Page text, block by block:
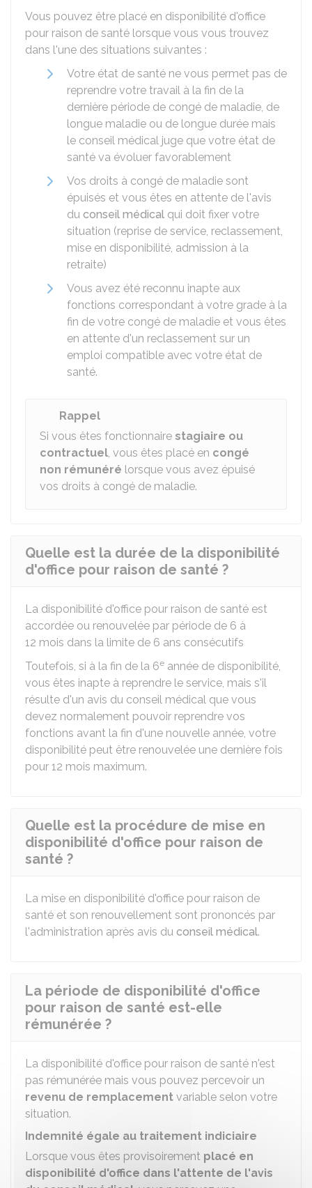
Vous pouvez être placé en disponibilité d'office
pour raison de santé lorsque vous vous trouvez
dans l'une des situations suivantes :
Votre état de santé ne vous permet pas de
reprendre votre travail à la fin de la
dernière période de congé de maladie, de
longue maladie ou de longue durée mais
le conseil médical juge que votre état de
santé va évoluer favorablement
Vos droits à congé de maladie sont
épuisés et vous êtes en attente de l'avis
du conseil médical qui doit fixer votre
situation (reprise de service, reclassement,
mise en disponibilité, admission à la
retraite)
Vous avez été reconnu inapte aux
fonctions correspondant à votre grade à la
fin de votre congé de maladie et vous êtes
en attente d'un reclassement sur un
emploi compatible avec votre état de
santé.
Rappel
Si vous êtes fonctionnaire stagiaire ou
contractuel, vous êtes placé en congé
non rémunéré lorsque vous avez épuisé
vos droits à congé de maladie.
Quelle est la durée de la disponibilité
d'office pour raison de santé ?
La disponibilité d'office pour raison de santé est
accordée ou renouvelée par période de 6 à
12 mois dans la limite de 6 ans consécutifs
Toutefois, si à la fin de la 6e année de disponibilité,
vous êtes inapte à reprendre le service, mais s'il
résulte d'un avis du conseil médical que vous
devez normalement pouvoir reprendre vos
fonctions avant la fin d'une nouvelle année, votre
disponibilité peut être renouvelée une dernière fois
pour 12 mois maximum.
Quelle est la procédure de mise en
disponibilité d'office pour raison de
santé ?
La mise en disponibilité d'office pour raison de
santé et son renouvellement sont prononcés par
l'administration après avis du conseil médical.
La période de disponibilité d'office
pour raison de santé est-elle
rémunérée ?
La disponibilité d'office pour raison de santé n'est
pas rémunérée mais vous pouvez percevoir un
revenu de remplacement variable selon votre
situation.
Indemnité égale au traitement indiciaire
Lorsque vous êtes provisoirement placé en
disponibilité d'office dans l'attente de l'avis